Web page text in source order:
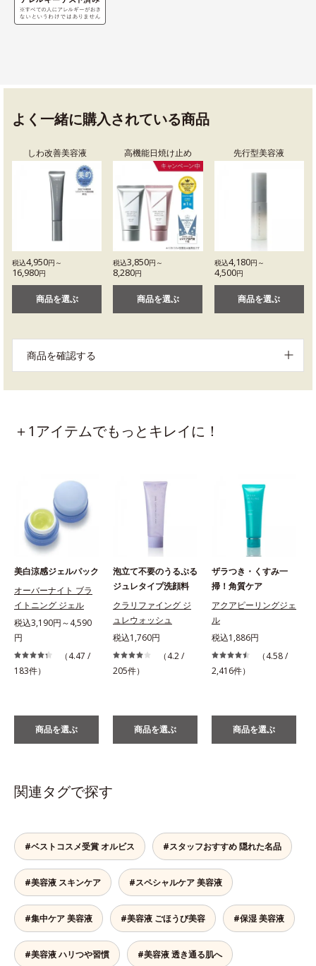
よく一緒に購入されている商品
しわ改善美容液
税込4,950円～
16,980円
商品を選ぶ
高機能日焼け止め
税込3,850円～
8,280円
商品を選ぶ
先行型美容液
税込4,180円～
4,500円
商品を選ぶ
商品を確認する
＋1アイテムでもっとキレイに！
美白涼感ジェルパック
オーバーナイト ブラ
イトニング ジェル
税込3,190円～4,590
円
（4.47 /
183件）
商品を選ぶ
泡立て不要のうるぷる
ジュレタイプ洗顔料
クラリファイング ジ
ュレウォッシュ
税込1,760円
（4.2 /
205件）
商品を選ぶ
ザラつき・くすみ一
掃！角質ケア
アクアピーリングジェ
ル
税込1,886円
（4.58 /
2,416件）
商品を選ぶ
関連タグで探す
#ベストコスメ受賞 オルビス #スタッフおすすめ 隠れた名品
#美容液 スキンケア #スペシャルケア 美容液
#集中ケア 美容液 #美容液 ごほうび美容 #保湿 美容液
#美容液 ハリつや習慣 #美容液 透き通る肌へ